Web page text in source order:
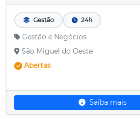
Gestão 24h
Gestão e Negócios
São Miguel do Oeste
Abertas
Saiba mais